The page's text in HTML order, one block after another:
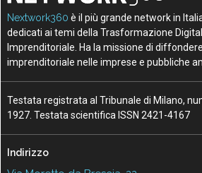
Nextwork360 è il più grande network in
dedicati ai temi della Trasformazione
Imprenditoriale. Ha la missione di
imprenditoriale nelle imprese e pubbliche
Testata registrata al Tribunale di Milano,
1927. Testata scientifica ISSN 2421-4167
Indirizzo